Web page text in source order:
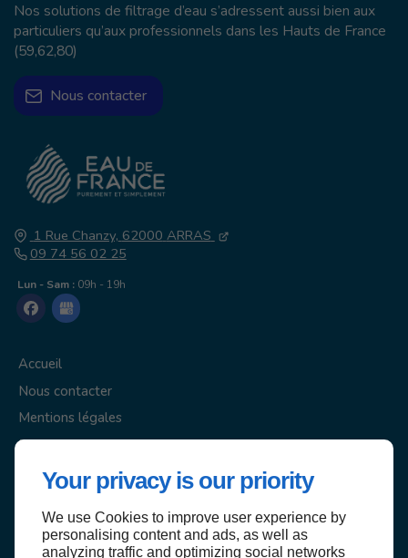
Your privacy is our priority
We use Cookies to improve user experience by
personalising content and ads, as well as
analyzing traffic and optimizing social networks
1 Rue Chanzy, 62000 ARRAS
09 74 56 02 25
Lun - Sam :09h - 19h
Accueil
Nous contacter
Mentions légales
Plan du site
Nos solutions de filtrage d’eau s’adressent aussi bien aux
particuliers qu’aux professionnels dans les Hauts de France
(59,62,80)
Nous contacter
Haut de page